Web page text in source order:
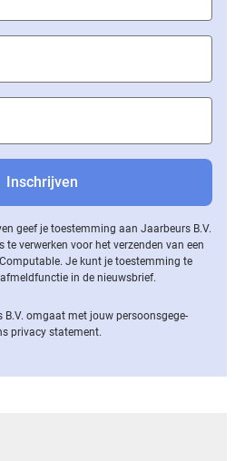
geef je toestemming aan Jaarbeurs B.V.
verwerken voor het verzenden van een
Je kunt je toestemming te
in de nieuwsbrief.
B.V. omgaat met jouw per­soons­ge­ge­
privacy statement.